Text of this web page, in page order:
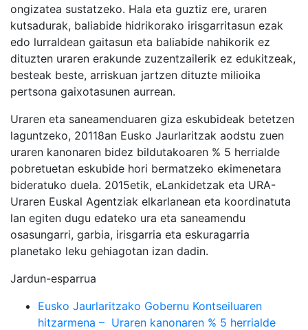
ongizatea sustatzeko. Hala eta guztiz ere, uraren
kutsadurak, baliabide hidrikorako irisgarritasun ezak
edo lurraldean gaitasun eta baliabide nahikorik ez
dituzten uraren erakunde zuzentzailerik ez edukitzeak,
besteak beste, arriskuan jartzen dituzte milioika
pertsona gaixotasunen aurrean.
Uraren eta saneamenduaren giza eskubideak betetzen
laguntzeko, 20118an Eusko Jaurlaritzak aodstu zuen
uraren kanonaren bidez bildutakoaren % 5 herrialde
pobretuetan eskubide hori bermatzeko ekimenetara
bideratuko duela. 2015etik, eLankidetzak eta URA-
Uraren Euskal Agentziak elkarlanean eta koordinatuta
lan egiten dugu edateko ura eta saneamendu
osasungarri, garbia, irisgarria eta eskuragarria
planetako leku gehiagotan izan dadin.
Jardun-esparrua
Eusko Jaurlaritzako Gobernu Kontseiluaren
hitzarmena – Uraren kanonaren % 5 herrialde